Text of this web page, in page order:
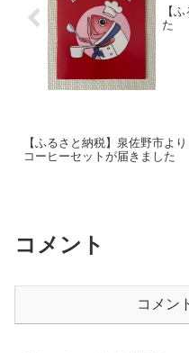
【
た
【ふるさと納税】泉佐野市よ
コーヒーセットが届きました
コメント
コメン